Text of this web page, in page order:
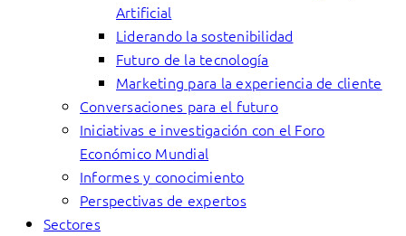
Artificial
Liderando la sostenibilidad
Futuro de la tecnología
Marketing para la experiencia de cliente
Conversaciones para el futuro
Iniciativas e investigación con el Foro
Económico Mundial
Informes y conocimiento
Perspectivas de expertos
Sectores